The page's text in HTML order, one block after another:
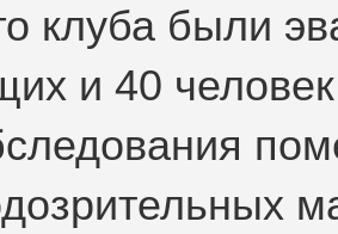
клуба были
и 40